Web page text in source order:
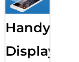
Handy
Displayfolie